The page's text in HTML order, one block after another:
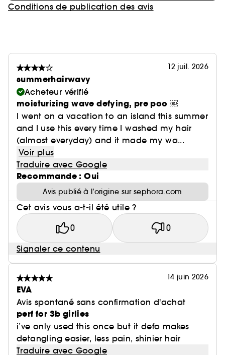
Conditions de publication des avis
12 juil. 2026
summerhairwavy
Acheteur vérifié
moisturizing wave defying, pre poo ￼
I went on a vacation to an island this summer
and I use this every time I washed my hair
(almost everyday) and it made my wa...
Voir plus
Traduire avec Google
Recommande : Oui
Avis publié à l’origine sur sephora.com
Cet avis vous a-t-il été utile ?
0 0
Signaler ce contenu
14 juin 2026
EVA
Avis spontané sans confirmation d'achat
perf for 3b girlies
i’ve only used this once but it defo makes
detangling easier, less pain, shinier hair
Traduire avec Google